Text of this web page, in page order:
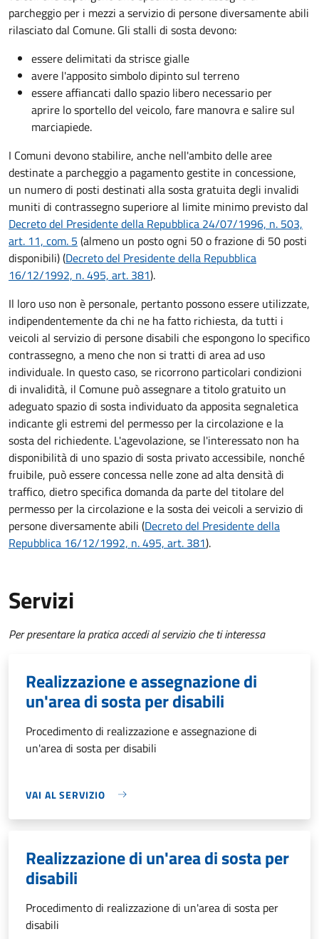
parcheggio per i mezzi a servizio di persone diversamente abili
rilasciato dal Comune. Gli stalli di sosta devono:
essere delimitati da strisce gialle
avere l'apposito simbolo dipinto sul terreno
essere affiancati dallo spazio libero necessario per
aprire lo sportello del veicolo, fare manovra e salire sul
marciapiede.
I Comuni devono stabilire, anche nell'ambito delle aree
destinate a parcheggio a pagamento gestite in concessione,
un numero di posti destinati alla sosta gratuita degli invalidi
muniti di contrassegno superiore al limite minimo previsto dal
Decreto del Presidente della Repubblica 24/07/1996, n. 503,
art. 11, com. 5 (almeno un posto ogni 50 o frazione di 50 posti
disponibili) (Decreto del Presidente della Repubblica
16/12/1992, n. 495, art. 381).
Il loro uso non è personale, pertanto possono essere utilizzate,
indipendentemente da chi ne ha fatto richiesta, da tutti i
veicoli al servizio di persone disabili che espongono lo specifico
contrassegno, a meno che non si tratti di area ad uso
individuale. In questo caso, se ricorrono particolari condizioni
di invalidità, il Comune può assegnare a titolo gratuito un
adeguato spazio di sosta individuato da apposita segnaletica
indicante gli estremi del permesso per la circolazione e la
sosta del richiedente. L'agevolazione, se l'interessato non ha
disponibilità di uno spazio di sosta privato accessibile, nonché
fruibile, può essere concessa nelle zone ad alta densità di
traffico, dietro specifica domanda da parte del titolare del
permesso per la circolazione e la sosta dei veicoli a servizio di
persone diversamente abili (Decreto del Presidente della
Repubblica 16/12/1992, n. 495, art. 381).
Servizi
Per presentare la pratica accedi al servizio che ti interessa
Realizzazione e assegnazione di
un'area di sosta per disabili
Procedimento di realizzazione e assegnazione di
un'area di sosta per disabili
VAI AL SERVIZIO
Realizzazione di un'area di sosta per
disabili
Procedimento di realizzazione di un'area di sosta per
disabili